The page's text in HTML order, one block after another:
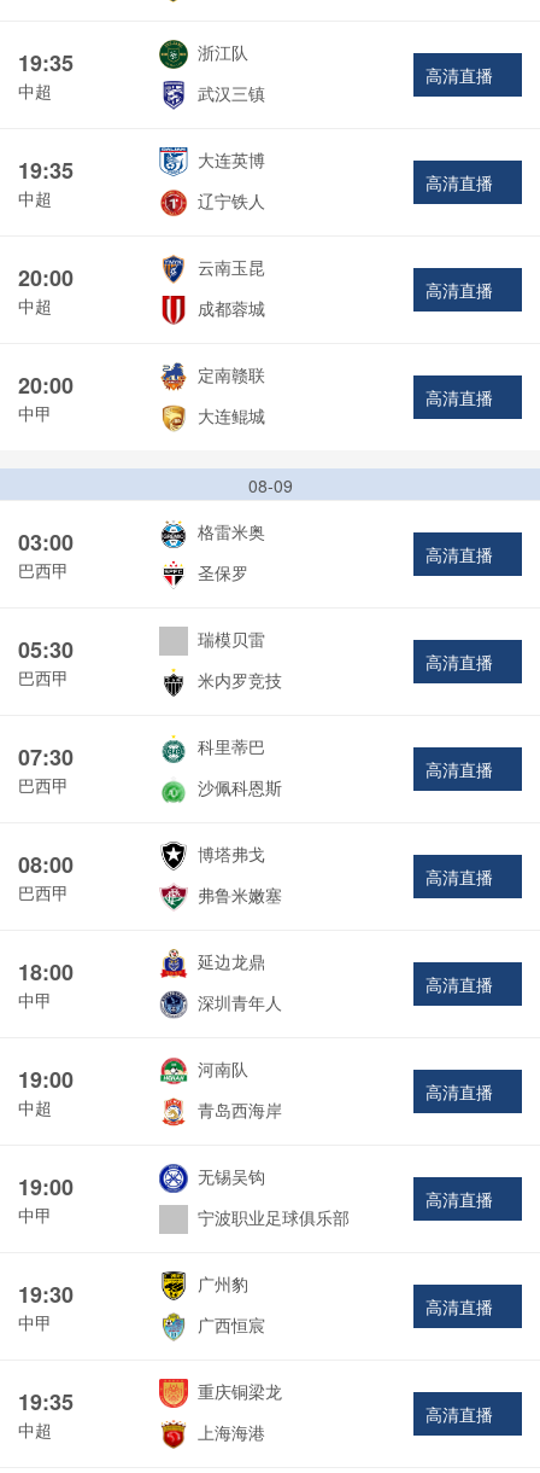
19:35
中超
浙江队
武汉三镇
高清直播
19:35
中超
大连英博
辽宁铁人
高清直播
20:00
中超
云南玉昆
成都蓉城
高清直播
20:00
中甲
定南赣联
大连鲲城
高清直播
08-09
03:00
巴西甲
格雷米奥
圣保罗
高清直播
05:30
巴西甲
瑞模贝雷
米内罗竞技
高清直播
07:30
巴西甲
科里蒂巴
沙佩科恩斯
高清直播
08:00
巴西甲
博塔弗戈
弗鲁米嫩塞
高清直播
18:00
中甲
延边龙鼎
深圳青年人
高清直播
19:00
中超
河南队
青岛西海岸
高清直播
19:00
中甲
无锡吴钩
宁波职业足球俱乐部
高清直播
19:30
中甲
广州豹
广西恒宸
高清直播
19:35
中超
重庆铜梁龙
上海海港
高清直播